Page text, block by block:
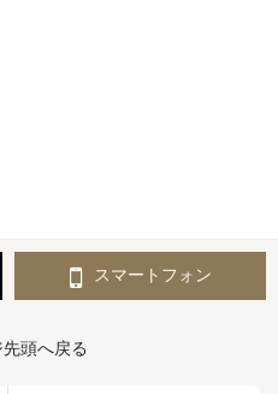
スマートフォン
頭へ戻る